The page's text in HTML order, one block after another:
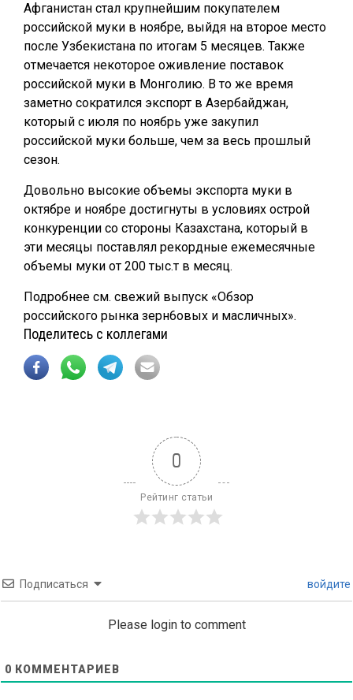
Афганистан стал крупнейшим покупателем
российской муки в ноябре, выйдя на второе место
после Узбекистана по итогам 5 месяцев. Также
отмечается некоторое оживление поставок
российской муки в Монголию. В то же время
заметно сократился экспорт в Азербайджан,
который с июля по ноябрь уже закупил
российской муки больше, чем за весь прошлый
сезон.
Довольно высокие объемы экспорта муки в
октябре и ноябре достигнуты в условиях острой
конкуренции со стороны Казахстана, который в
эти месяцы поставлял рекордные ежемесячные
объемы муки от 200 тыс.т в месяц.
Подробнее см. свежий выпуск «Обзор
российского рынка зерн6овых и масличных».
Поделитесь с коллегами
0
Рейтинг статьи
Подписаться войдите
Please login to comment
0 КОММЕНТАРИЕВ